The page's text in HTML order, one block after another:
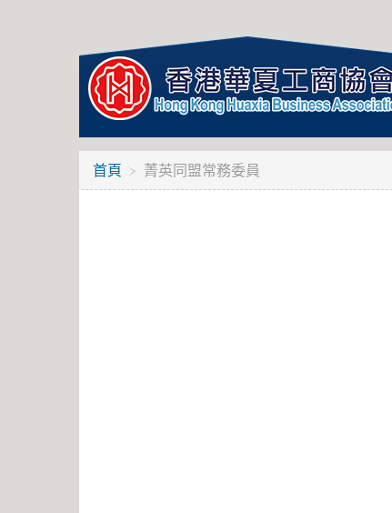
首頁 菁英同盟常務委員